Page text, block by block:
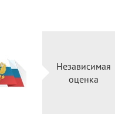
Независимая
оценка